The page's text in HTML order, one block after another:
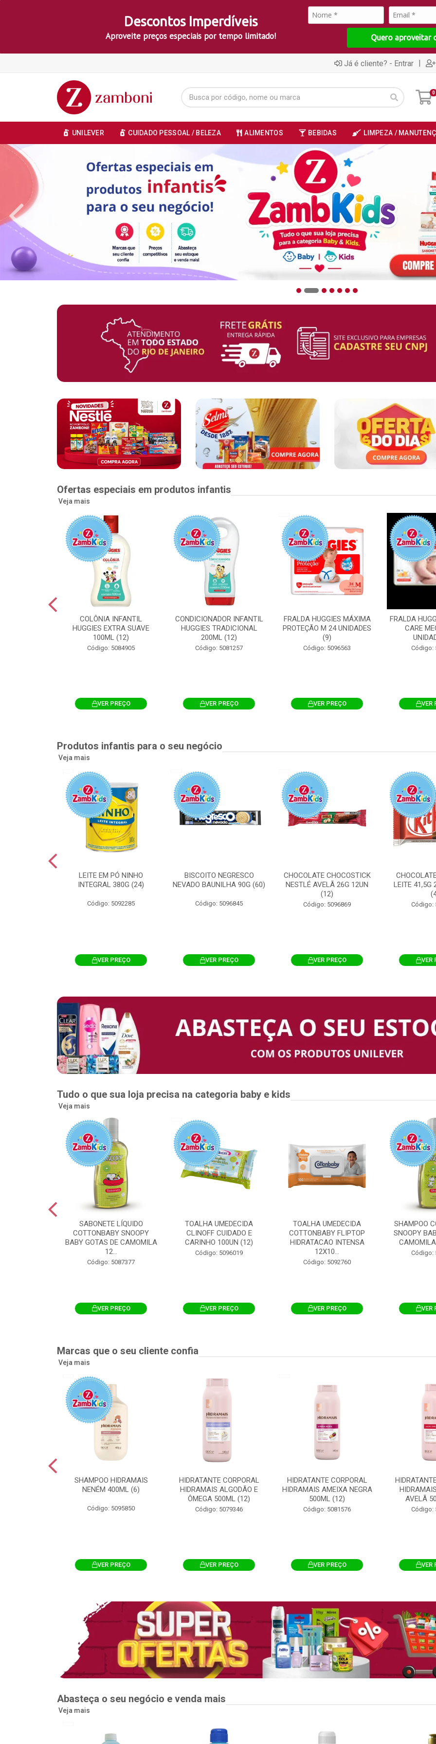
Descontos Imperdíveis
Aproveite preços especiais por tempo limitado! Quero aproveitar
Já é cliente? - Entrar |
0
UNILEVER CUIDADO PESSOAL / BELEZA ALIMENTOS BEBIDAS LIMPEZA /
Ofertas especiais em produtos infantis
Veja mais
COLÔNIA INFANTIL
HUGGIES EXTRA SUAVE
100ML (12)
Código: 5084905
VER PREÇO
CONDICIONADOR INFANTIL
HUGGIES TRADICIONAL
200ML (12)
Código: 5081257
VER PREÇO
FRALDA HUGGIES MÁXIMA
PROTEÇÃO M 24 UNIDADES
(9)
Código: 5096563
VER PREÇO
FRALDA
CARE
Código:
VER
Produtos infantis para o seu negócio
Veja mais
LEITE EM PÓ NINHO
INTEGRAL 380G (24)
Código: 5092285
VER PREÇO
BISCOITO NEGRESCO
NEVADO BAUNILHA 90G (60)
Código: 5096845
VER PREÇO
CHOCOLATE CHOCOSTICK
NESTLÉ AVELÃ 26G 12UN
(12)
Código: 5096869
VER PREÇO
LEITE 41,5G
Código:
VER
Tudo o que sua loja precisa na categoria baby e kids
Veja mais
SABONETE LÍQUIDO
COTTONBABY SNOOPY
BABY GOTAS DE CAMOMILA
12...
Código: 5087377
VER PREÇO
TOALHA UMEDECIDA
CLINOFF CUIDADO E
CARINHO 100UN (12)
Código: 5096019
VER PREÇO
TOALHA UMEDECIDA
COTTONBABY FLIPTOP
HIDRATACAO INTENSA
12X10...
Código: 5092760
VER PREÇO
SHAMPOO
SNOOPY
Código:
VER
Marcas que o seu cliente confia
Veja mais
SHAMPOO HIDRAMAIS
NENÉM 400ML (6)
Código: 5095850
VER PREÇO
HIDRATANTE CORPORAL
HIDRAMAIS ALGODÃO E
ÔMEGA 500ML (12)
Código: 5079346
VER PREÇO
HIDRATANTE CORPORAL
HIDRAMAIS AMEIXA NEGRA
500ML (12)
Código: 5081576
VER PREÇO
AVELÃ
Código:
VER
Abasteça o seu negócio e venda mais
Veja mais